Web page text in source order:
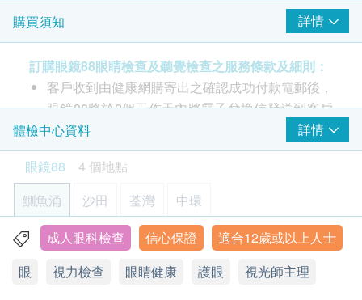
2 基本項目
眼科視光檢查
由註冊視光師會診
視力測試
眼壓檢查
色覺
立體視覺
雙目裂隙燈檢查
放大瞳孔眼底檢查
數碼視網膜攝影
瞳孔反射
眼睛內外健康檢查
雙眼協調能力 (如斜視、立體感)
評估淚膜、瞼板腺及眼角膜的健康狀況。
配合全面詳細的眼科視光檢查，幫助了解乾眼症的
成因及建議適當的改善治療方案。
乾眼症是都市人經常面對的眼睛健康問題，影響生
活質素及工作效率，嚴重情況更會增加眼睛感染發
炎的風險。
乾眼症可由不同因素引致，包括淚水蒸發過快，分
泌量不足及由疾病或藥物引起。須因應其嚴重程度
及成因作適合的治療，才能有效改善眼乾症狀，保
持眼睛健康。
小貼士: 視光師可能會為顧客作散瞳眼睛檢查。建議
購買須知 詳情
訂購眼鏡88眼睛檢查及聽覺檢查之服務條款及細則：
客戶收到由健康網購寄出之確認成功付款電郵後，
眼鏡88將於2個工作天內將電子兌換信發送到客戶
登記之電郵。客戶收到電子兌換信後需預先與相關
眼鏡88中心預約，請參閱電子兌換信內的聯絡資
料。
眼睛檢查服務只適用於香港眼鏡88專業護眼中心；
聽覺檢查服務只適用於香港眼鏡88聽覺護理中心。
眼睛／聽覺檢查服務只可使用一次。
訂購一經確認，不設更改已訂購的計劃或退款。
必須預約以享用眼睛／聽覺檢查服務，如欲更改服
體檢中心資料
詳情
眼鏡88
4 個地點
鰂魚涌
沙田 荃灣 中環
香港鰂魚涌康山道1號康怡廣場辦公大樓1306室 (太古站A2
成人眼科檢查 信心保證
適合12歲或以上人士
眼
視力檢查 眼睛健康 護眼 視光師主理